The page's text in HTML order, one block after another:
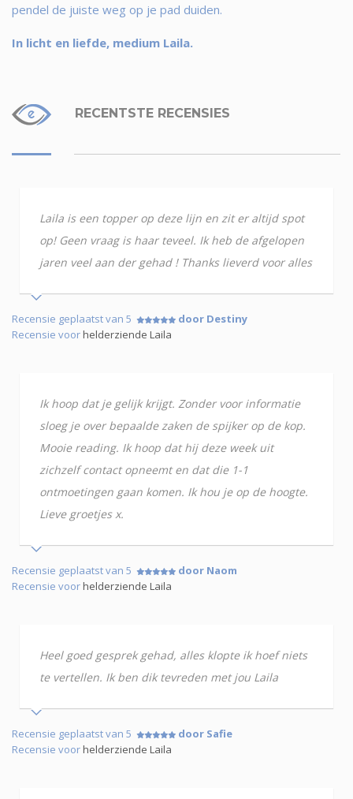
pendel de juiste weg op je pad duiden.
In licht en liefde, medium Laila.
RECENTSTE RECENSIES
Laila is een topper op deze lijn en zit er altijd spot
op! Geen vraag is haar teveel. Ik heb de afgelopen
jaren veel aan der gehad ! Thanks lieverd voor alles
Recensie geplaatst van 5
door Destiny
Recensie voorhelderziende Laila
Ik hoop dat je gelijk krijgt. Zonder voor informatie
sloeg je over bepaalde zaken de spijker op de kop.
Mooie reading. Ik hoop dat hij deze week uit
zichzelf contact opneemt en dat die 1-1
ontmoetingen gaan komen. Ik hou je op de hoogte.
Lieve groetjes x.
Recensie geplaatst van 5
door Naom
Recensie voorhelderziende Laila
Heel goed gesprek gehad, alles klopte ik hoef niets
te vertellen. Ik ben dik tevreden met jou Laila
Recensie geplaatst van 5
door Safie
Recensie voorhelderziende Laila